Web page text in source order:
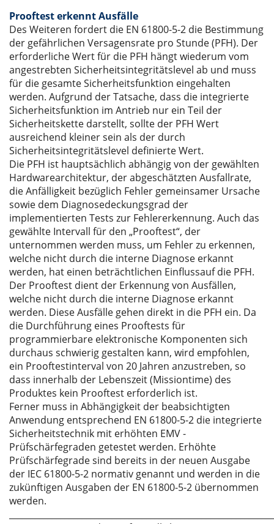
Prooftest erkennt Ausfälle
Des Weiteren fordert die EN 61800-5-2 die Bestimmung
der gefährlichen Versagensrate pro Stunde (PFH). Der
erforderliche Wert für die PFH hängt wiederum vom
angestrebten Sicherheitsintegritätslevel ab und muss
für die gesamte Sicherheitsfunktion eingehalten
werden. Aufgrund der Tatsache, dass die integrierte
Sicherheitsfunktion im Antrieb nur ein Teil der
Sicherheitskette darstellt, sollte der PFH Wert
ausreichend kleiner sein als der durch
Sicherheitsintegritätslevel definierte Wert.
Die PFH ist hauptsächlich abhängig von der gewählten
Hardwarearchitektur, der abgeschätzten Ausfallrate,
die Anfälligkeit bezüglich Fehler gemeinsamer Ursache
sowie dem Diagnosedeckungsgrad der
implementierten Tests zur Fehlererkennung. Auch das
gewählte Intervall für den „Prooftest“, der
unternommen werden muss, um Fehler zu erkennen,
welche nicht durch die interne Diagnose erkannt
werden, hat einen beträchtlichen Einflussauf die PFH.
Der Prooftest dient der Erkennung von Ausfällen,
welche nicht durch die interne Diagnose erkannt
werden. Diese Ausfälle gehen direkt in die PFH ein. Da
die Durchführung eines Prooftests für
programmierbare elektronische Komponenten sich
durchaus schwierig gestalten kann, wird empfohlen,
ein Prooftestinterval von 20 Jahren anzustreben, so
dass innerhalb der Lebenszeit (Missiontime) des
Produktes kein Prooftest erforderlich ist.
Ferner muss in Abhängigkeit der beabsichtigten
Anwendung entsprechend EN 61800-5-2 die integrierte
Sicherheitstechnik mit erhöhten EMV -
Prüfschärfegraden getestet werden. Erhöhte
Prüfschärfegrade sind bereits in der neuen Ausgabe
der IEC 61800-5-2 normativ genannt und werden in die
zukünftigen Ausgaben der EN 61800-5-2 übernommen
werden.